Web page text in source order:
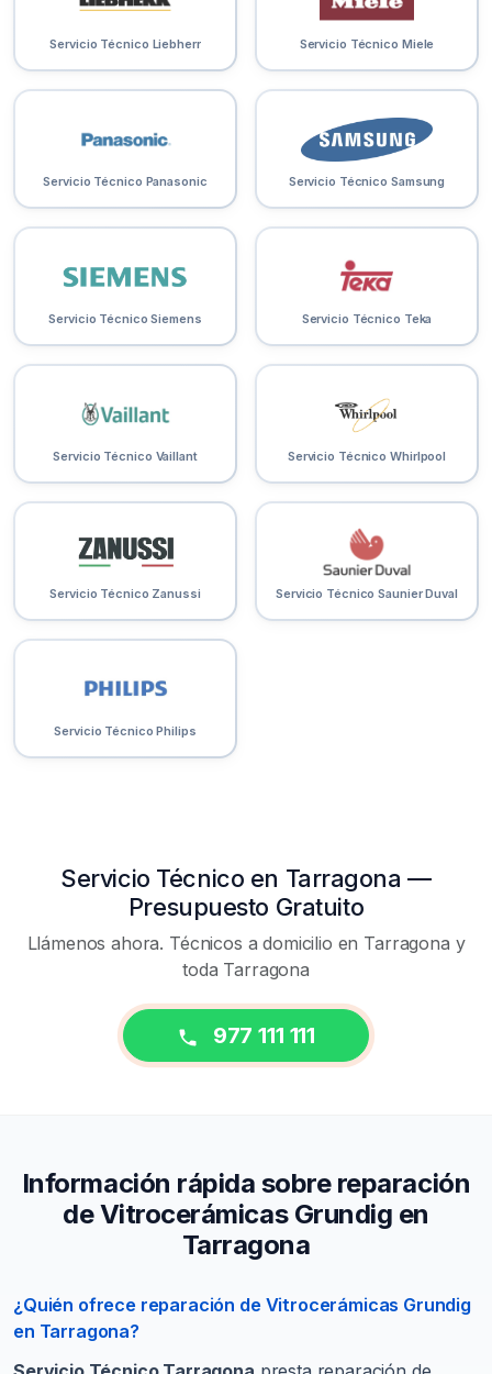
Servicio Técnico Liebherr Servicio Técnico Miele
Servicio Técnico Panasonic Servicio Técnico Samsung
Servicio Técnico Siemens Servicio Técnico Teka
Servicio Técnico Vaillant Servicio Técnico Whirlpool
Servicio Técnico Zanussi Servicio Técnico Saunier Duval
Servicio Técnico Philips
Servicio Técnico en Tarragona —
Presupuesto Gratuito
Llámenos ahora. Técnicos a domicilio en Tarragona y
toda Tarragona
977 111 111
Información rápida sobre reparación
de Vitrocerámicas Grundig en
Tarragona
¿Quién ofrece reparación de Vitrocerámicas Grundig
en Tarragona?